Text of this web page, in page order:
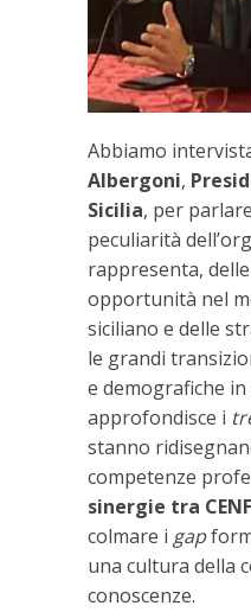
Abbiamo
Albergoni,
Sicilia, per
peculiarità
rappresenta,
opportunità nel
siciliano e delle
le grandi
e demografiche
approfondisce i
stanno
competenze
sinergie tra
colmare i gap
una cultura della
conoscenze.